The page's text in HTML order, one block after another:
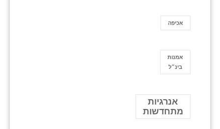
אכיפה
אמנות
בינ״ל
אנרגיות
מתחדשות